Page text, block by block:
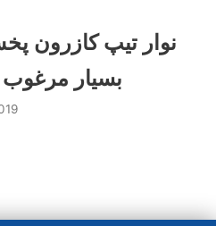
نوار تیپ کازرون
بسیار مرغوب 8595-331-0913